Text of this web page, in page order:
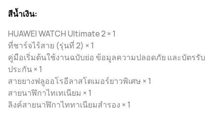
สีน้ำเงิน:
HUAWEI WATCH Ultimate 2 × 1
ที่ชาร์จไร้สาย (รุ่นที่ 2) × 1
คู่มือเริ่มต้นใช้งานฉบับย่อ ข้อมูลความปลอดภัย และบัตรรับ
ประกัน × 1
สายยางฟลูออโรอีลาสโตเมอร์ยาวพิเศษ × 1
สายนาฬิกาไทเทเนียม × 1
ลิงค์สายนาฬิกาไททาเนียมสํารอง × 1